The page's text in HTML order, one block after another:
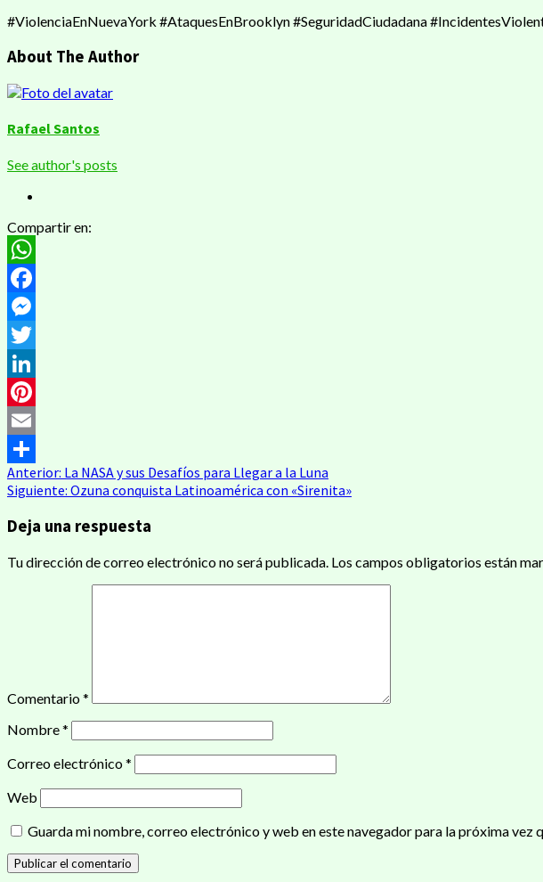
#ViolenciaEnNuevaYork #AtaquesEnBrooklyn #SeguridadCiudadana
About The Author
Rafael Santos
See author's posts
Compartir en:
WhatsApp
Facebook
Messenger
Twitter
LinkedIn
Pinterest
Email
Compartir
Navegación
de
entradas
Anterior: La NASA y sus Desafíos para Llegar a la Luna
Siguiente: Ozuna conquista Latinoamérica con «Sirenita»
Deja una respuesta
Tu dirección de correo electrónico no será publicada. Los campos obligatorios están
Comentario*
Nombre*
Correo electrónico*
Web
Guarda mi nombre, correo electrónico y web en este navegador para la próxima vez